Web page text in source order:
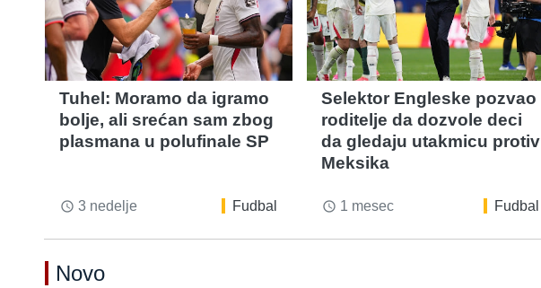
Tuhel: Moramo da igramo
bolje, ali srećan sam zbog
plasmana u polufinale SP
access_time 3 nedelje Fudbal
Selektor Engleske pozvao
roditelje da dozvole deci
da gledaju utakmicu protiv
Meksika
access_time 1 mesec Fudbal
Novo